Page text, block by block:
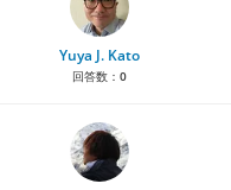
Yuya J. Kato
回答数： 0